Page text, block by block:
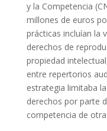
y la Competencia
millones de euros
prácticas incluían la
derechos de
propiedad
entre repertorios
estrategia limitaba
derechos por parte
competencia de